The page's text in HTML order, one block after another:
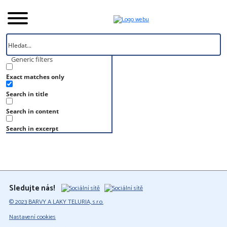
Generic filters
Exact matches only
Search in title
Search in content
Search in excerpt
Úvod
Vzorník
S 1015-G60Y
S 1015-G60Y
Sledujte nás!
© 2023 BARVY A LAKY TELURIA, s.r.o.
Nastavení cookies